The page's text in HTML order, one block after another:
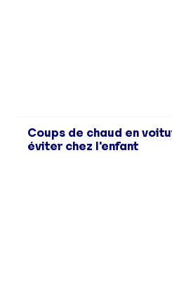
Coups de chaud en
éviter chez l'enfant